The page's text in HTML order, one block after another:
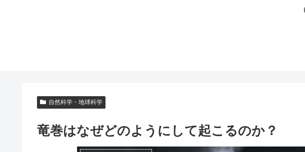
自然科学・地球科学
竜巻はなぜどのようにして起こるのか？